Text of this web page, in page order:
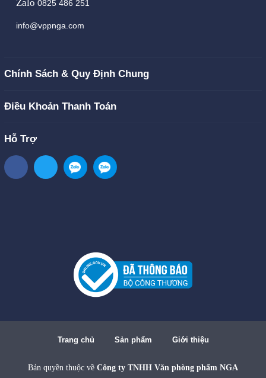
Zalo 0825 486 251
info@vppnga.com
Chính Sách & Quy Định Chung
Điều Khoản Thanh Toán
Hỗ Trợ
Trang chủ Sản phẩm Giới thiệu
Bản quyền thuộc về Công ty TNHH Văn phòng phẩm NGA